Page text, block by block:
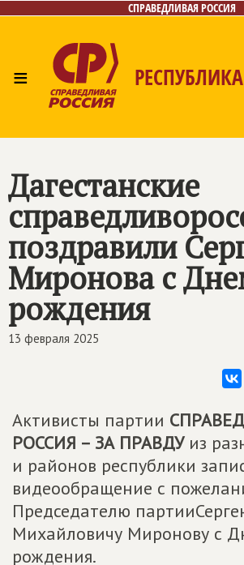
СПРАВЕДЛИВАЯ РОССИЯ
≡
Дагестанские
поздравили
Миронова с
рождения
13 февраля 2025
Активисты партии
РОССИЯ – ЗА ПРАВДУиз
и районов республики
видеообращение с
Председателю
Михайловичу Миронову с
рождения.